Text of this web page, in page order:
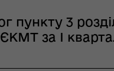
пункту 3
за І